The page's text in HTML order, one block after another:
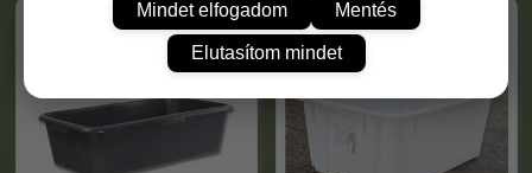
Habarcsláda 80
Mindet elfogadom Mentés
Elutasítom mindet